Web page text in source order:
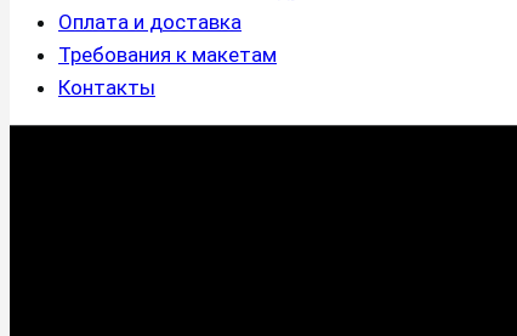
Оплата и доставка
Требования к макетам
Контакты